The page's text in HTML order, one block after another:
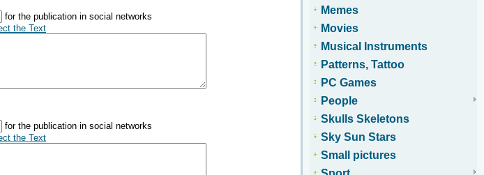
for the publication in social networks
the Text
for the publication in social networks
the Text
Memes
Movies
Musical Instruments
Patterns, Tattoo
PC Games
People
Skulls Skeletons
Sky Sun Stars
Small pictures